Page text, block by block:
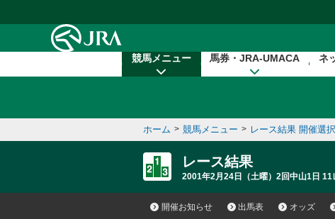
競馬メニュー 馬券・JRA-UMACA ネ
ホーム > 競馬メニュー > レース結果 開催選択
レース結果
2001年2月24日（土曜）2回中山1日 11
開催お知らせ 出馬表 オッズ